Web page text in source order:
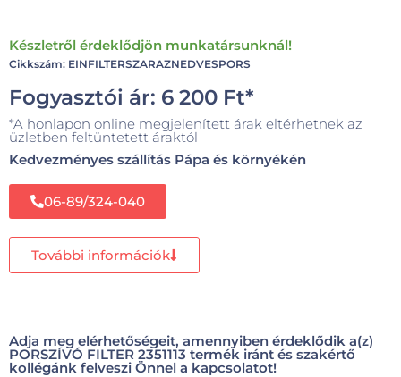
Készletről érdeklődjön munkatársunknál!
Cikkszám: EINFILTERSZARAZNEDVESPORS
Fogyasztói ár: 6 200 Ft*
*A honlapon online megjelenített árak eltérhetnek az
üzletben feltüntetett áraktól
Kedvezményes szállítás Pápa és környékén
06-89/324-040
További információk
Adja meg elérhetőségeit, amennyiben érdeklődik a(z)
PORSZÍVÓ FILTER 2351113 termék iránt és szakértő
kollégánk felveszi Önnel a kapcsolatot!